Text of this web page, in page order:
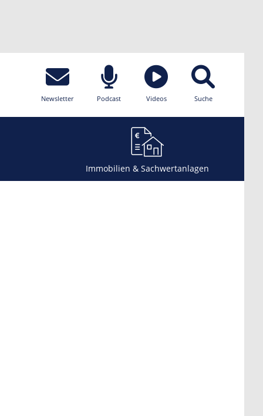
Newsletter Podcast Videos Suche
Immobilien & Sachwertanlagen